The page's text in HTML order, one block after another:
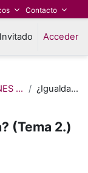
Contacto
Invitado Acceder
CONCLUSIONES Y ACTIVIDADES DE AUTOEVALUACIÓN ¿Igualdad y/o diferencia? (Tema 2.)
(Tema 2.)